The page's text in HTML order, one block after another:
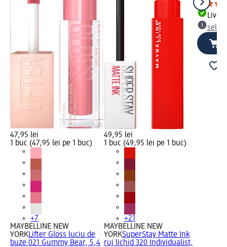
47,95 lei
1 buc (47,95 lei pe 1 buc)
+7
MAYBELLINE NEW
YORKLifter Gloss luciu de
buze 021 Gummy Bear, 5,4
49,95 lei
1 buc (49,95 lei pe 1 buc)
+21
MAYBELLINE NEW
YORKSuperStay Matte Ink
ruj lichid 320 Individualist,